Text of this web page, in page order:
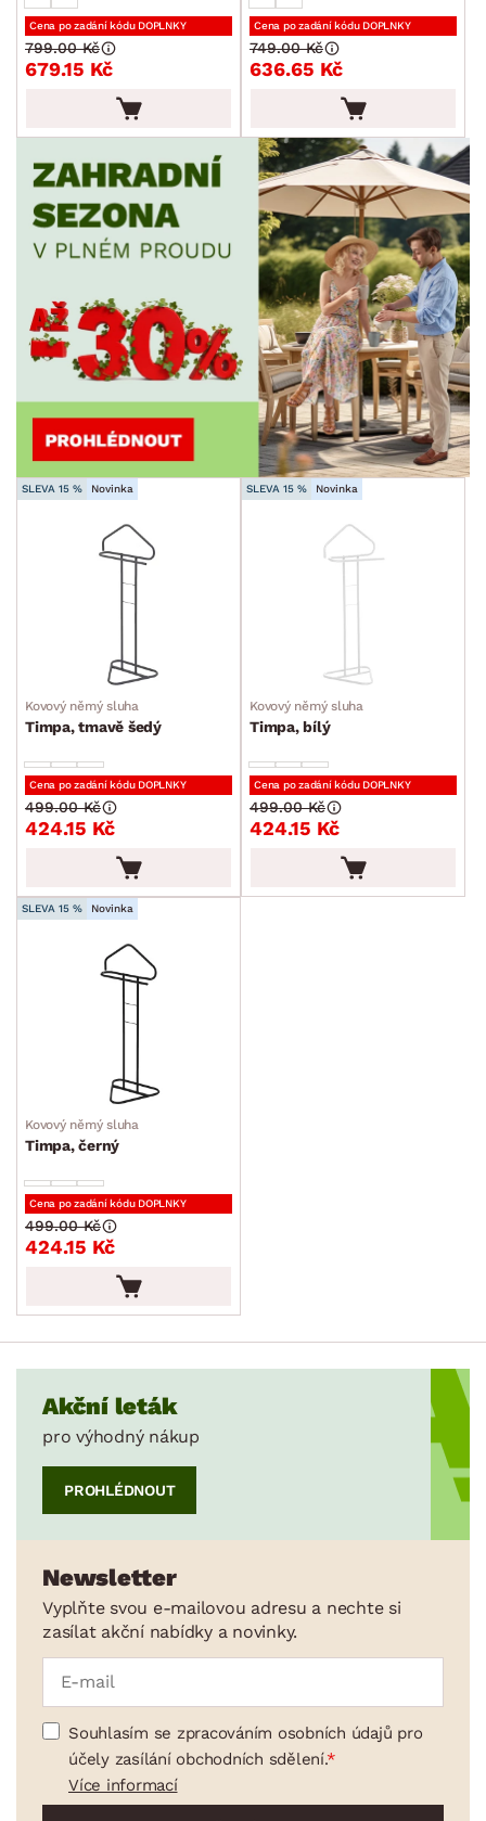
Cena po zadání kódu DOPLNKY
679.15 Kč
799.00 Kč
Cena po zadání kódu DOPLNKY
636.65 Kč
749.00 Kč
SLEVA 15 % Novinka
Kovový němý sluha
Timpa, tmavě šedý
Cena po zadání kódu DOPLNKY
424.15 Kč
499.00 Kč
SLEVA 15 % Novinka
Kovový němý sluha
Timpa, bílý
Cena po zadání kódu DOPLNKY
424.15 Kč
499.00 Kč
SLEVA 15 % Novinka
Kovový němý sluha
Timpa, černý
Cena po zadání kódu DOPLNKY
424.15 Kč
499.00 Kč
Akční leták
pro výhodný nákup
PROHLÉDNOUT
Newsletter
Vyplňte svou e-mailovou adresu a nechte si
zasílat akční nabídky a novinky.
Souhlasím se zpracováním osobních údajů pro
účely zasílání obchodních sdělení.
Více informací